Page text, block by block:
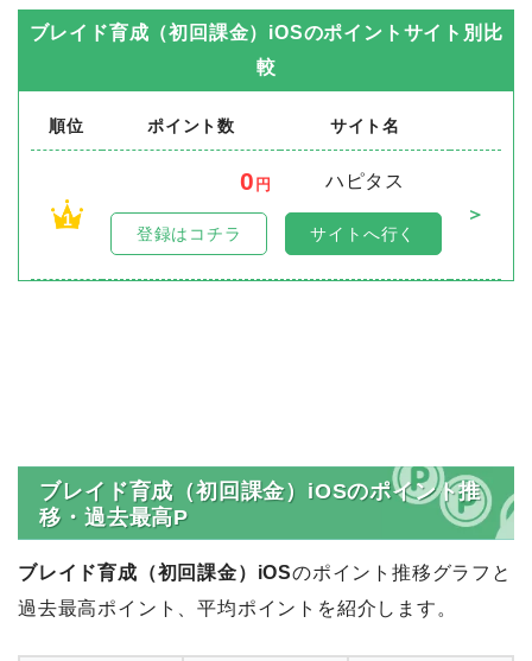
ブレイド育成（初回課金）iOSのポイントサイト別比
較
順位 ポイント数 サイト名
1
0 円
ハピタス
＞
登録はコチラ サイトへ行く
ブレイド育成（初回課金）iOSのポイント推
移・過去最高P
ブレイド育成（初回課金）iOSのポイント推移グラフと
過去最高ポイント、平均ポイントを紹介します。